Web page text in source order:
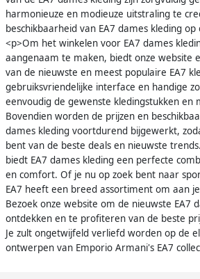
harmonieuze en modieuze uitstraling te
beschikbaarheid van EA7 dames kleding
<p>Om het winkelen voor EA7 dames
aangenaam te maken, biedt onze website
van de nieuwste en meest populaire EA7
gebruiksvriendelijke interface en handige
eenvoudig de gewenste kledingstukken en
Bovendien worden de prijzen en
dames kleding voortdurend bijgewerkt,
bent van de beste deals en nieuwste
biedt EA7 dames kleding een perfecte
en comfort. Of je nu op zoek bent naar
EA7 heeft een breed assortiment om aan
Bezoek onze website om de nieuwste EA7
ontdekken en te profiteren van de beste
Je zult ongetwijfeld verliefd worden op de
ontwerpen van Emporio Armani's EA7